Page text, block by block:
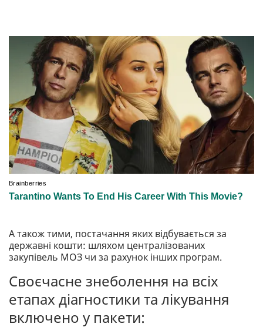
А також тими, постачання яких відбувається за
державні кошти: шляхом централізованих
закупівель МОЗ чи за рахунок інших програм.
Своєчасне знеболення на всіх
етапах діагностики та лікування
включено у пакети: